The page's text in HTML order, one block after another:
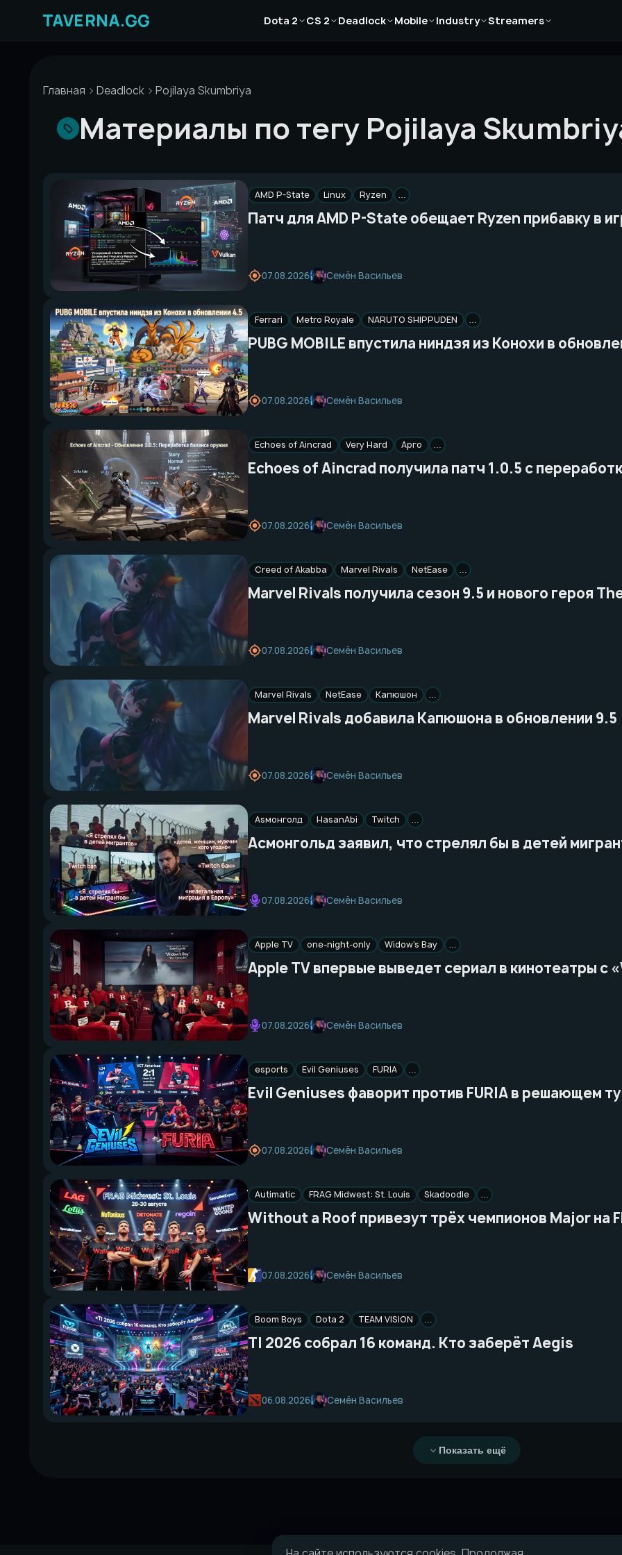
Dota 2
Статьи CS 2
СтатьиDeadlock
Статьи
Mobile
Статьи Industry
Статьи
Streamers
Статьи
Главная Deadlock Pojilaya Skumbriya
Материалы по тегу Pojilaya
AMD P-State Linux Ryzen …
Патч для AMD P-State обещает Ryzen прибавку в
07.08.2026 Семён Васильев
Ferrari Metro Royale NARUTO SHIPPUDEN …
PUBG MOBILE впустила ниндзя из Конохи в
07.08.2026 Семён Васильев
Echoes of Aincrad Very Hard Арго …
Echoes of Aincrad получила патч 1.0.5 с
07.08.2026 Семён Васильев
Creed of Akabba Marvel Rivals NetEase …
Marvel Rivals получила сезон 9.5 и нового героя
07.08.2026 Семён Васильев
Marvel Rivals NetEase Капюшон …
Marvel Rivals добавила Капюшона в обновлении 9.5
07.08.2026 Семён Васильев
Asмонголд HasanAbi Twitch …
Асмонгольд заявил, что стрелял бы в детей
07.08.2026 Семён Васильев
Apple TV one-night-only Widow’s Bay …
Apple TV впервые выведет сериал в кинотеатры с
07.08.2026 Семён Васильев
esports Evil Geniuses FURIA …
Evil Geniuses фаворит против FURIA в решающем
07.08.2026 Семён Васильев
Autimatic FRAG Midwest: St. Louis Skadoodle …
Without a Roof привезут трёх чемпионов Major на
07.08.2026 Семён Васильев
Boom Boys Dota 2 TEAM VISION …
TI 2026 собрал 16 команд. Кто заберёт Aegis
06.08.2026 Семён Васильев
Показать ещё